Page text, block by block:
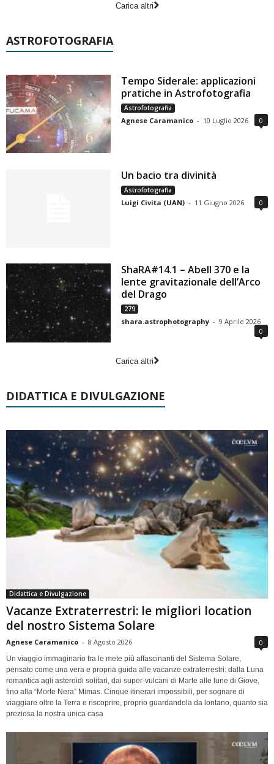
Carica altri
ASTROFOTOGRAFIA
Tempo Siderale: applicazioni
pratiche in Astrofotografia
Astrofotografia
Agnese Caramanico - 10 Luglio 2026 0
Un bacio tra divinità
Astrofotografia
Luigi Civita (UAN) - 11 Giugno 2026 0
ShaRA#14.1 – Abell 370 e la
lente gravitazionale dell’Arco
del Drago
279
shara.astrophotography - 9 Aprile 2026
0
Carica altri
DIDATTICA E DIVULGAZIONE
Didattica e Divulgazione
Vacanze Extraterrestri: le migliori location
del nostro Sistema Solare
Agnese Caramanico - 8 Agosto 2026 0
Un viaggio immaginario tra le mete più affascinanti del Sistema Solare,
pensato come una vera e propria guida alle vacanze extraterrestri: dalla Luna
romantica agli asteroidi solitari, dai super-vulcani di Marte alle lune di Giove,
fino alla “Morte Nera” Mimas. Cinque itinerari impossibili, per sognare di
viaggiare oltre la Terra e riscoprire, proprio guardandola da lontano, quanto sia
preziosa la nostra unica casa